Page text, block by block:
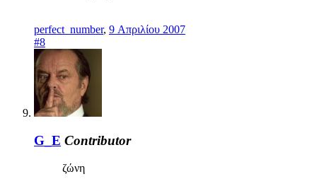
perfect_number, 9 Απριλίου 2007
#8
G_E Contributor
ζώνη